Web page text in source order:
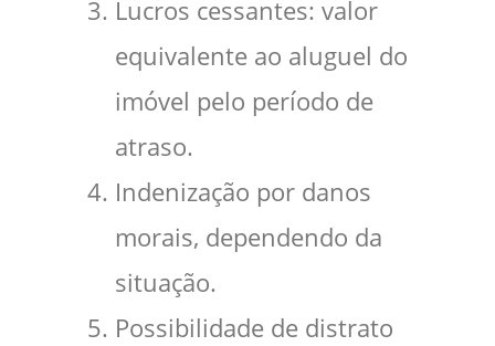
Lucros cessantes: valor
equivalente ao aluguel do
imóvel pelo período de
atraso.
Indenização por danos
morais, dependendo da
situação.
Possibilidade de distrato